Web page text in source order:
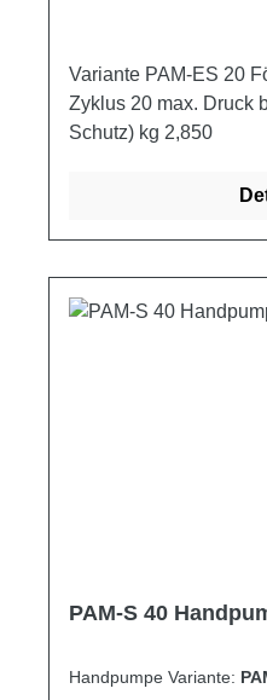
Variante PAM-ES 20 Fördervolumen cm³ /
Zyklus 20 max. Druck bar 350 Gewicht (mit
Schutz) kg 2,850
PAM-S 40
Handpumpe Variante: